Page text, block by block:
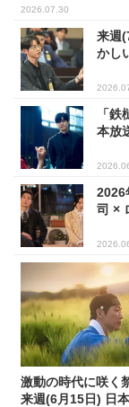
2026.07.30
来週
かし
「
本放
2026
司 ×
激動の時代に咲く
来週(6月15日) 日